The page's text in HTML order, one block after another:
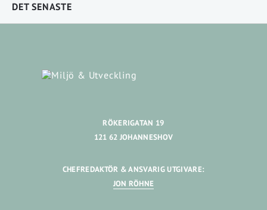
DET SENASTE
RÖKERIGATAN 19
121 62 JOHANNESHOV
CHEFREDAKTÖR & ANSVARIG UTGIVARE:
JON RÖHNE